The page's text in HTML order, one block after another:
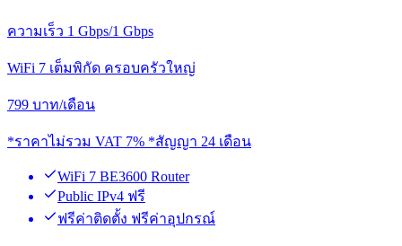
ความเร็ว 1 Gbps/1 Gbps
WiFi 7 เต็มพิกัด ครอบครัวใหญ่
799 บาท/เดือน
*ราคาไม่รวม VAT 7% *สัญญา 24 เดือน
WiFi 7 BE3600 Router
Public IPv4 ฟรี
ฟรีค่าติดตั้ง ฟรีค่าอุปกรณ์